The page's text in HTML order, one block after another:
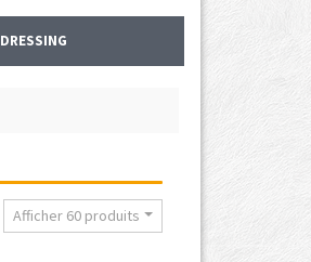
DRESSING
Afficher 60 produits